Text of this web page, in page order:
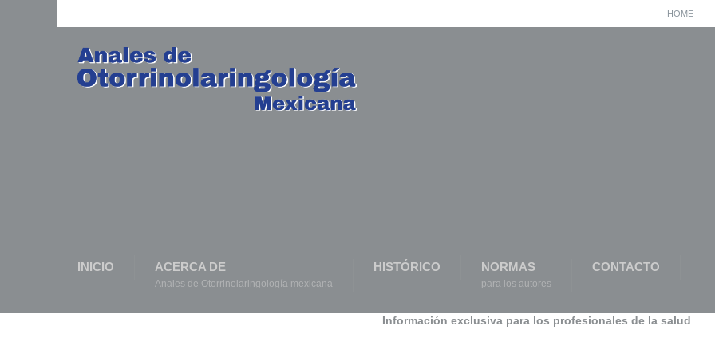
HOME
INICIO ACERCA DE
Anales de Otorrinolaringología mexicana
HISTÓRICO NORMAS
para los autores
CONTACTO
Información exclusiva para los profesionales de la salud